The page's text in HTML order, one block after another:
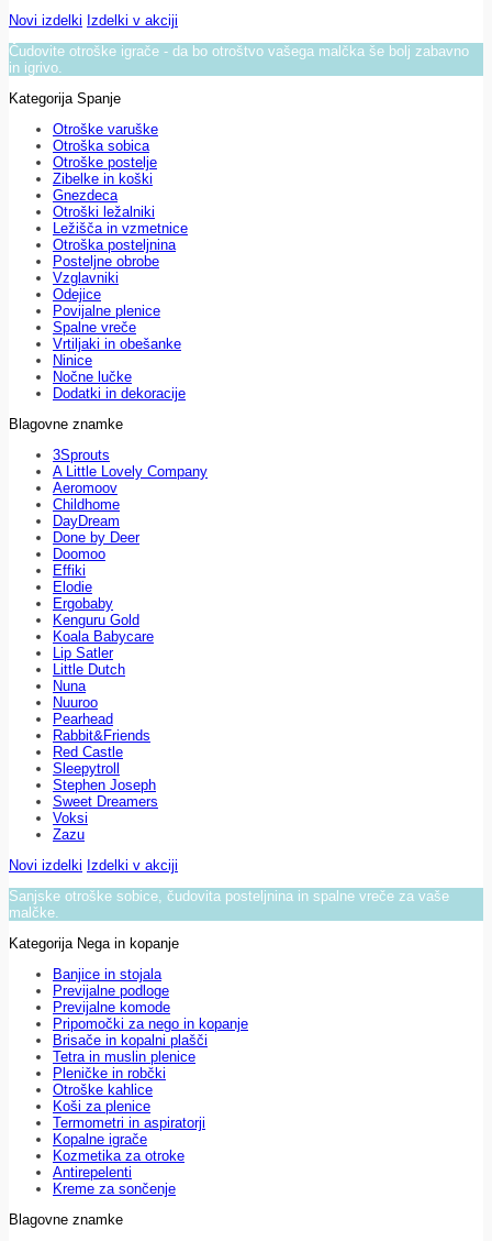
Novi izdelki Izdelki v akciji
Čudovite otroške igrače - da bo otroštvo vašega malčka še bolj zabavno
in igrivo.
Kategorija Spanje
Otroške varuške
Otroška sobica
Otroške postelje
Zibelke in koški
Gnezdeca
Otroški ležalniki
Ležišča in vzmetnice
Otroška posteljnina
Posteljne obrobe
Vzglavniki
Odejice
Povijalne plenice
Spalne vreče
Vrtiljaki in obešanke
Ninice
Nočne lučke
Dodatki in dekoracije
Blagovne znamke
3Sprouts
A Little Lovely Company
Aeromoov
Childhome
DayDream
Done by Deer
Doomoo
Effiki
Elodie
Ergobaby
Kenguru Gold
Koala Babycare
Lip Satler
Little Dutch
Nuna
Nuuroo
Pearhead
Rabbit&Friends
Red Castle
Sleepytroll
Stephen Joseph
Sweet Dreamers
Voksi
Zazu
Novi izdelki Izdelki v akciji
Sanjske otroške sobice, čudovita posteljnina in spalne vreče za vaše
malčke.
Kategorija Nega in kopanje
Banjice in stojala
Previjalne podloge
Previjalne komode
Pripomočki za nego in kopanje
Brisače in kopalni plašči
Tetra in muslin plenice
Pleničke in robčki
Otroške kahlice
Koši za plenice
Termometri in aspiratorji
Kopalne igrače
Kozmetika za otroke
Antirepelenti
Kreme za sončenje
Blagovne znamke